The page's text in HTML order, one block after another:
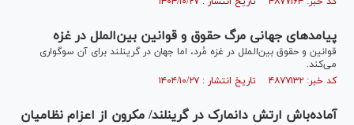
پیامد‌های جهانی مرگ حقوق و قوانین بین‌الملل در غزه
قوانین و حقوق بین‌الملل در غزه مُرد، اما جهان در گرینلند برای آن سوگواری
می‌کند.
کد خبر: ۴۸۷۷۱۳۲ تاریخ انتشار : ۱۴۰۴/۱۰/۲۷
آماده‌‌باش ارتش دانمارک در گرینلند/ مکرون از اعزام نظامیان